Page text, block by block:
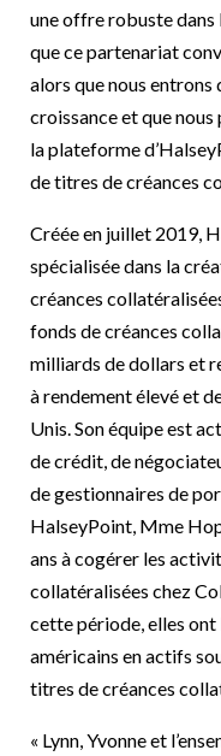
une offre robuste dans
que ce partenariat
alors que nous entrons
croissance et que
la plateforme
de titres de créances
Créée en juillet 2019,
spécialisée dans la
créances
fonds de créances
milliards de dollars et
à rendement élevé et
Unis. Son équipe est
de crédit, de
de gestionnaires de
HalseyPoint, Mme
ans à cogérer les
collatéralisées chez
cette période, elles
américains en actifs
titres de créances
« Lynn, Yvonne et